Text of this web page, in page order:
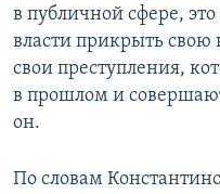
в публичной сфере,
власти прикрыть свою
свои преступления,
в прошлом и
он.
По словам